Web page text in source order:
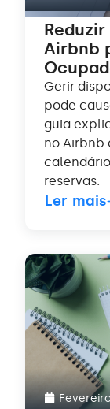
Airbnb
Gerir
pode
guia
no Airbnb
reservas.
Ler mais